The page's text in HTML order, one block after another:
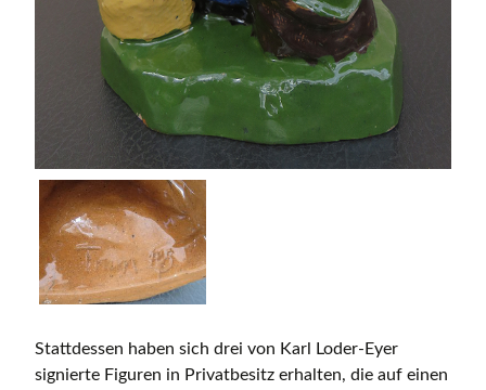
Stattdessen haben sich drei von Karl Loder-Eyer
signierte Figuren in Privatbesitz erhalten, die auf einen